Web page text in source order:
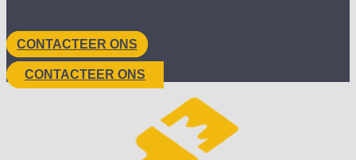
CONTACTEER ONS
CONTACTEER ONS